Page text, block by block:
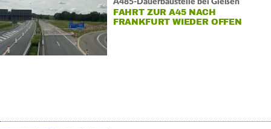
FAHRT ZUR A45 NACH
FRANKFURT WIEDER OFFEN